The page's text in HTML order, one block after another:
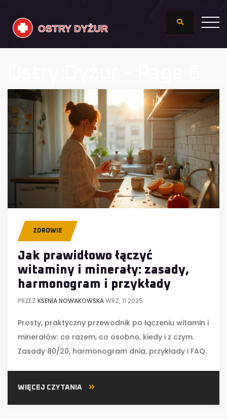
ZDROWIE
Jak prawidłowo łączyć
witaminy i minerały: zasady,
harmonogram i przykłady
PRZEZ KSENIA NOWAKOWSKAWRZ, 11 2025
Prosty, praktyczny przewodnik po łączeniu witamin i
minerałów: co razem, co osobno, kiedy i z czym.
Zasady 80/20, harmonogram dnia, przykłady i FAQ.
WIĘCEJ CZYTANIA